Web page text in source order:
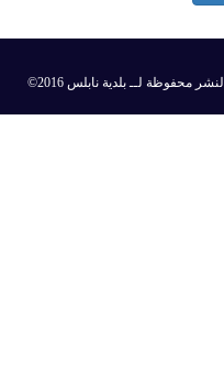
النشر محفوظة لــ بلدية نابلس